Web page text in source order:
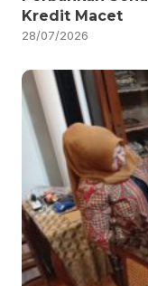
Kredit Macet
28/07/2026